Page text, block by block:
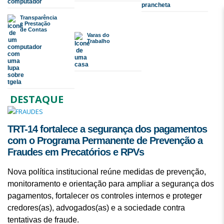
Transparência
e Prestação
de Contas
Varas do
Trabalho
DESTAQUE
TRT-14 fortalece a segurança dos pagamentos
com o Programa Permanente de Prevenção a
Fraudes em Precatórios e RPVs
Nova política institucional reúne medidas de prevenção,
monitoramento e orientação para ampliar a segurança dos
pagamentos, fortalecer os controles internos e proteger
credores(as), advogados(as) e a sociedade contra
tentativas de fraude.